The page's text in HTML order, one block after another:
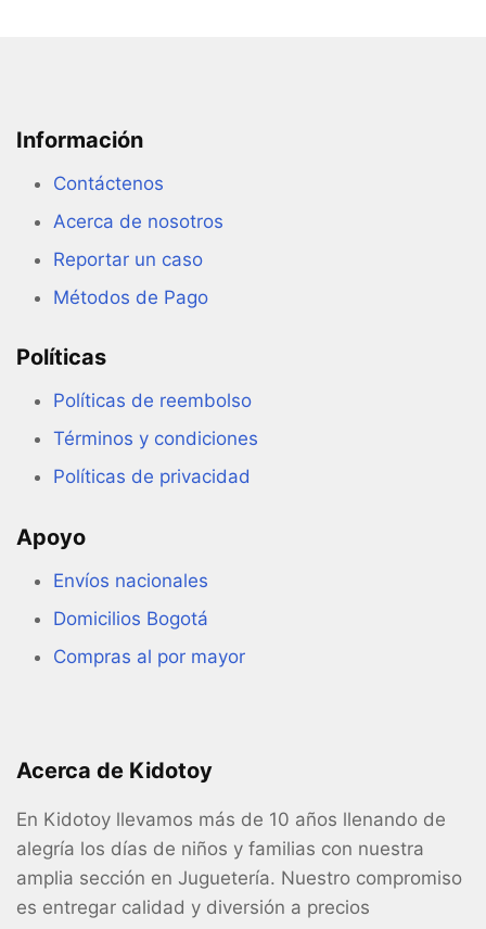
Información
Contáctenos
Acerca de nosotros
Reportar un caso
Métodos de Pago
Políticas
Políticas de reembolso
Términos y condiciones
Políticas de privacidad
Apoyo
Envíos nacionales
Domicilios Bogotá
Compras al por mayor
Acerca de Kidotoy
En Kidotoy llevamos más de 10 años llenando de
alegría los días de niños y familias con nuestra
amplia sección en Juguetería. Nuestro compromiso
es entregar calidad y diversión a precios